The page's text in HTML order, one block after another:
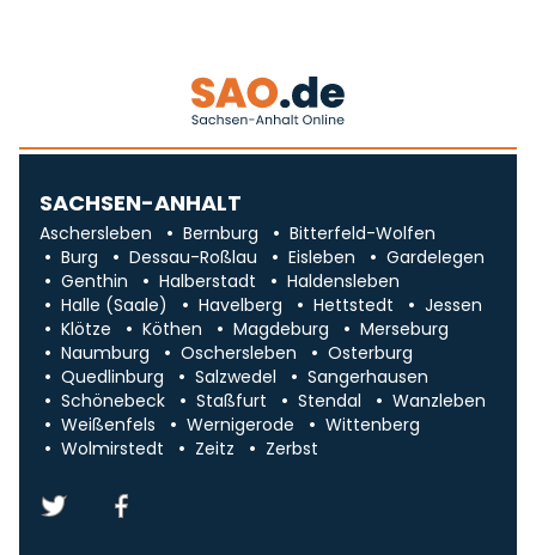
SACHSEN-ANHALT
Aschersleben Bernburg
Bitterfeld-Wolfen
Burg
Dessau-Roßlau Eisleben
Gardelegen
Genthin
Halberstadt
Haldensleben
Halle (Saale)
Havelberg Hettstedt
Jessen
Klötze
Köthen Magdeburg
Merseburg
Naumburg
Oschersleben
Osterburg
Quedlinburg
Salzwedel
Sangerhausen
Schönebeck
Staßfurt Stendal
Wanzleben
Weißenfels
Wernigerode
Wittenberg
Wolmirstedt
Zeitz Zerbst